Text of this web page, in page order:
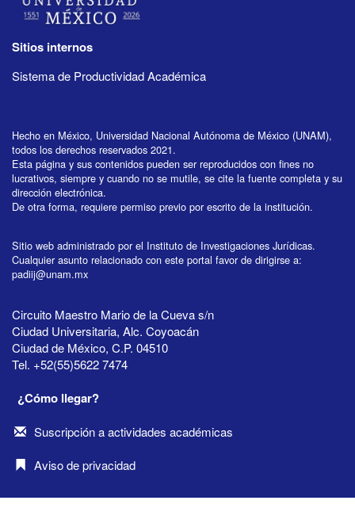
Sitios internos
Sistema de Productividad Académica
Hecho en México, Universidad Nacional Autónoma de México (UNAM),
todos los derechos reservados 2021.
Esta página y sus contenidos pueden ser reproducidos con fines no
lucrativos, siempre y cuando no se mutile, se cite la fuente completa y su
dirección electrónica.
De otra forma, requiere permiso previo por escrito de la institución.
Sitio web administrado por el Instituto de Investigaciones Jurídicas.
Cualquier asunto relacionado con este portal favor de dirigirse a:
padiij@unam.mx
Circuito Maestro Mario de la Cueva s/n
Ciudad Universitaria, Alc. Coyoacán
Ciudad de México, C.P. 04510
Tel. +52(55)5622 7474
¿Cómo llegar?
Suscripción a actividades académicas
Aviso de privacidad